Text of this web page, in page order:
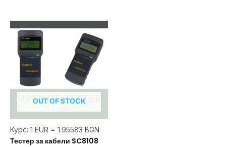
OUT OF STOCK
Курс: 1 EUR = 1.95583 BGN
Тестер за кабели SC8108